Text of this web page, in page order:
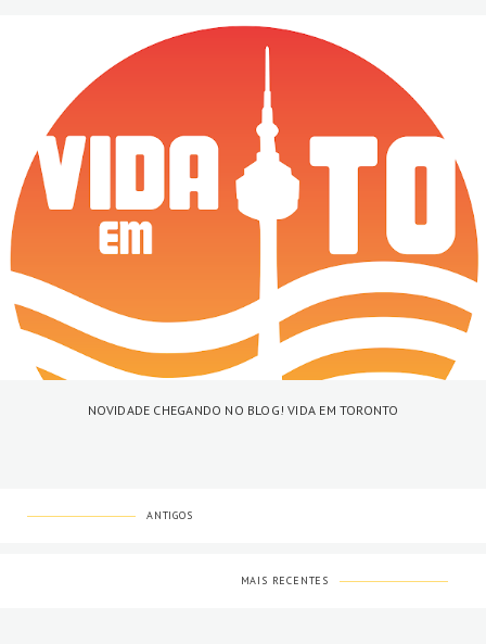
NOVIDADE CHEGANDO NO BLOG! VIDA EM TORONTO
ANTIGOS
MAIS RECENTES